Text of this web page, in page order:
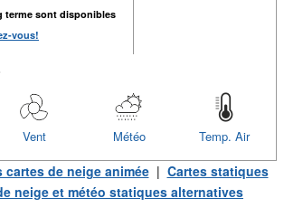
terme sont disponibles
vous!
Temp. Air
Météo
Vent
de neige animée| Cartes statiques
neige et météo statiques alternatives